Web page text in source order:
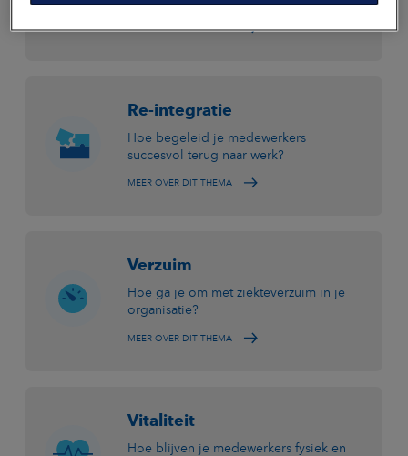
MEER OVER DIT THEMA
Re-integratie
Hoe begeleid je medewerkers
succesvol terug naar werk?
MEER OVER DIT THEMA
Verzuim
Hoe ga je om met ziekteverzuim in je
organisatie?
MEER OVER DIT THEMA
Vitaliteit
Hoe blijven je medewerkers fysiek en